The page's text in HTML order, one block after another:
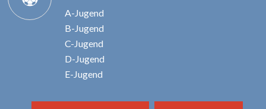
A-Jugend
B-Jugend
C-Jugend
D-Jugend
E-Jugend